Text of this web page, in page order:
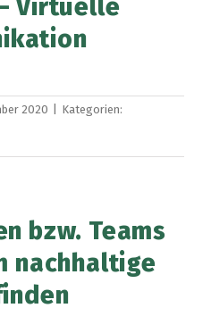
Virtuelle
2020
Kategorien:
bzw. Teams
nachhaltige